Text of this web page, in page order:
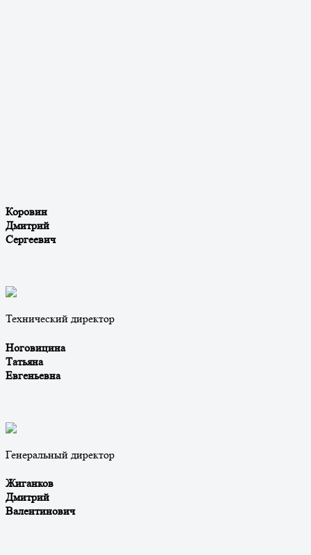
Коровин
Дмитрий
Сергеевич
Технический директор
Ноговицина
Татьяна
Евгеньевна
Генеральный директор
Жиганков
Дмитрий
Валентинович